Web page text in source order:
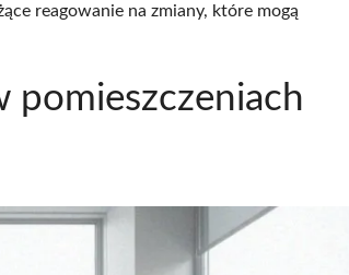
reagowanie na zmiany, które mogą
pomieszczeniach